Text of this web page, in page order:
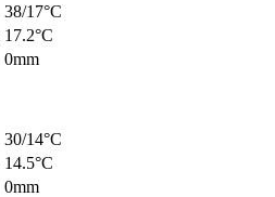
38/17°C
17.2°C
0mm
30/14°C
14.5°C
0mm